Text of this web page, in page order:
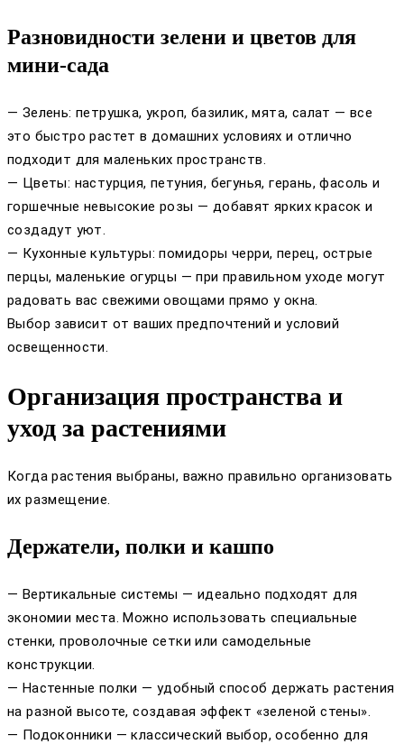
Разновидности зелени и цветов для
мини-сада
— Зелень: петрушка, укроп, базилик, мята, салат — все
это быстро растет в домашних условиях и отлично
подходит для маленьких пространств.
— Цветы: настурция, петуния, бегунья, герань, фасоль и
горшечные невысокие розы — добавят ярких красок и
создадут уют.
— Кухонные культуры: помидоры черри, перец, острые
перцы, маленькие огурцы — при правильном уходе могут
радовать вас свежими овощами прямо у окна.
Выбор зависит от ваших предпочтений и условий
освещенности.
Организация пространства и
уход за растениями
Когда растения выбраны, важно правильно организовать
их размещение.
Держатели, полки и кашпо
— Вертикальные системы — идеально подходят для
экономии места. Можно использовать специальные
стенки, проволочные сетки или самодельные
конструкции.
— Настенные полки — удобный способ держать растения
на разной высоте, создавая эффект «зеленой стены».
— Подоконники — классический выбор, особенно для